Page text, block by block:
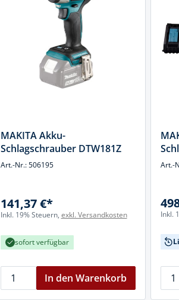
MAKITA Akku-
Schlagschrauber DTW181Z
Art.-Nr.: 506195
141,37 €*
Inkl. 19% Steuern, exkl. Versandkosten
sofort verfügbar
In den Warenkorb
Art.-
Inkl.